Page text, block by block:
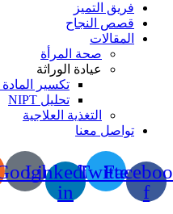
فريق التميز
قصص النجاح
المقالات
صحة المرأة
عيادة الوراثة
تكسير المادة
تحليل NIPT
التغذية العلاجية
تواصل معنا
f
Twitter
Linkedin-
in